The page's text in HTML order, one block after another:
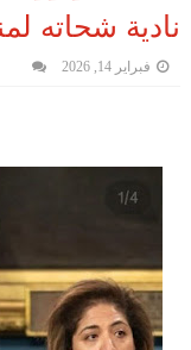
نادية شحاته
فبراير 14, 2026